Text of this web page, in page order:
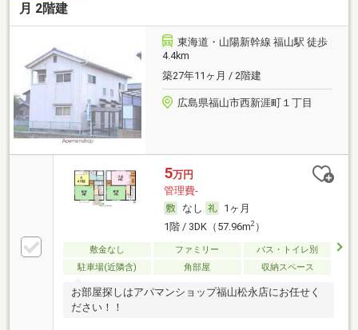
月 2階建
東海道・山陽新幹線 福山駅 徒歩
4.4km
築27年11ヶ月 / 2階建
広島県福山市西新涯町１丁目
5万円
管理費-
なし
1ヶ月
1階 / 3DK（57.96m2）
敷金なし ファミリー
バス・トイレ別
駐車場(近隣含)
角部屋 収納スペース
お部屋探しはアパマンショップ福山松永店にお任せく
ださい！！